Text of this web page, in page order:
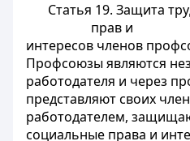
Статья 19. Защита
прав и
интересов членов
Профсоюзы являются
работодателя и через
представляют своих
работодателем,
социальные права и